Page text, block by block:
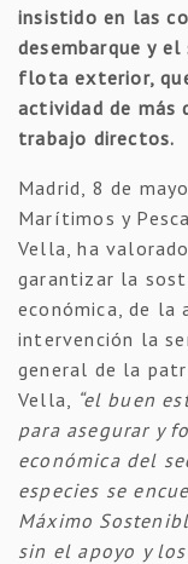
insistido en las
desembarque y
flota exterior,
actividad de más
trabajo directos.
Madrid, 8 de
Marítimos y
Vella, ha
garantizar la
económica, de la
intervención la
general de la
Vella,
“el buen
para asegurar y
económica del
especies se
Máximo
sin el apoyo y